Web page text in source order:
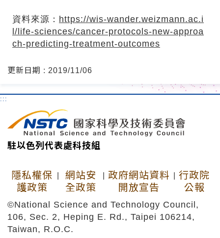
資料來源： https://wis-wander.weizmann.ac.i
l/life-sciences/cancer-protocols-new-approa
ch-predicting-treatment-outcomes
更新日期 : 2019/11/06
:::
駐以色列代表處科技組
隱私權保
護政策
網站安
全政策
政府網站資料
開放宣告
行政院
公報
©National Science and Technology Council,
106, Sec. 2, Heping E. Rd., Taipei 106214,
Taiwan, R.O.C.